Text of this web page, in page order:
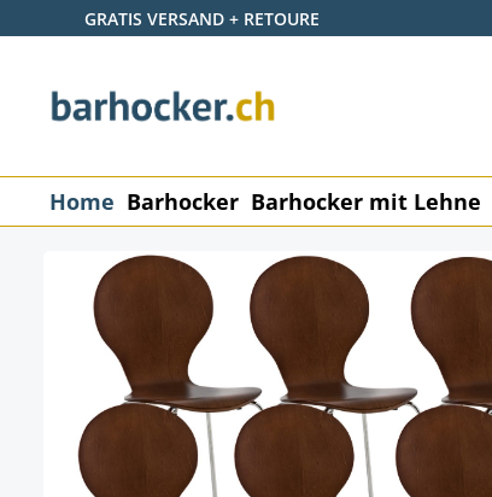
Hauptinhalt springen
Zur Suche springen
Zur Hauptnavigation springen
GRATIS VERSAND + RETOURE
Home Barhocker Barhocker mit Lehne